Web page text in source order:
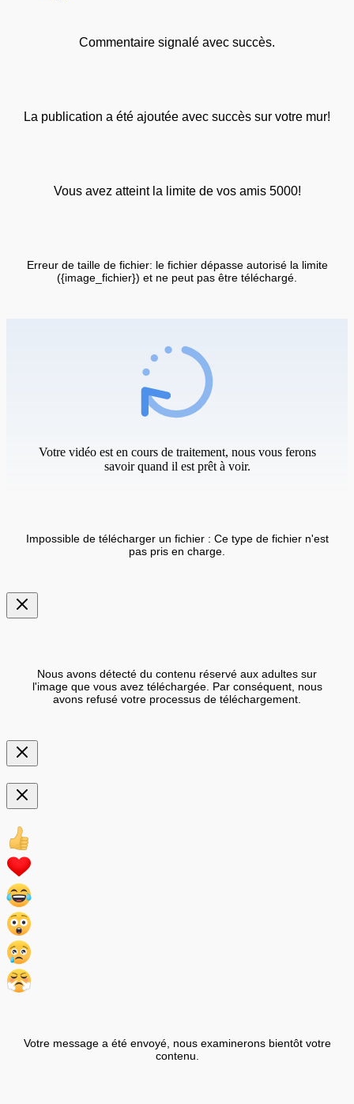
Commentaire signalé avec succès.
La publication a été ajoutée avec succès sur votre mur!
Vous avez atteint la limite de vos amis 5000!
Erreur de taille de fichier: le fichier dépasse autorisé la limite
({image_fichier}) et ne peut pas être téléchargé.
Votre vidéo est en cours de traitement, nous vous ferons
savoir quand il est prêt à voir.
Impossible de télécharger un fichier : Ce type de fichier n'est
pas pris en charge.
Nous avons détecté du contenu réservé aux adultes sur
l'image que vous avez téléchargée. Par conséquent, nous
avons refusé votre processus de téléchargement.
Votre message a été envoyé, nous examinerons bientôt votre
contenu.